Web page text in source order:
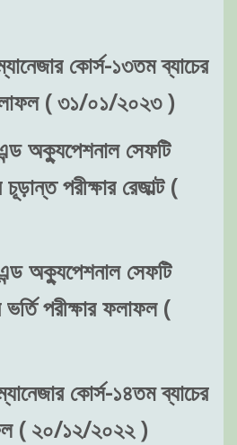
কোর্স-১৩তম ব্যাচের
( ৩১/০১/২০২৩ )
অক্যুপেশনাল সেফটি
পরীক্ষার রেজাল্ট (
অক্যুপেশনাল সেফটি
পরীক্ষার ফলাফল (
কোর্স-১৪তম ব্যাচের
( ২০/১২/২০২২ )